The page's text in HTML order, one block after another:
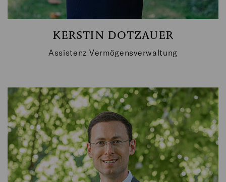
KERSTIN DOTZAUER
Assistenz Vermögensverwaltung